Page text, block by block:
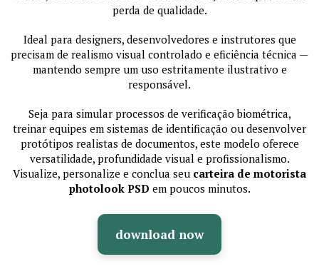
perda de qualidade.
Ideal para designers, desenvolvedores e instrutores que
precisam de realismo visual controlado e eficiência técnica —
mantendo sempre um uso estritamente ilustrativo e
responsável.
Seja para simular processos de verificação biométrica,
treinar equipes em sistemas de identificação ou desenvolver
protótipos realistas de documentos, este modelo oferece
versatilidade, profundidade visual e profissionalismo.
Visualize, personalize e conclua seu carteira de motorista
photolook PSD em poucos minutos.
download now